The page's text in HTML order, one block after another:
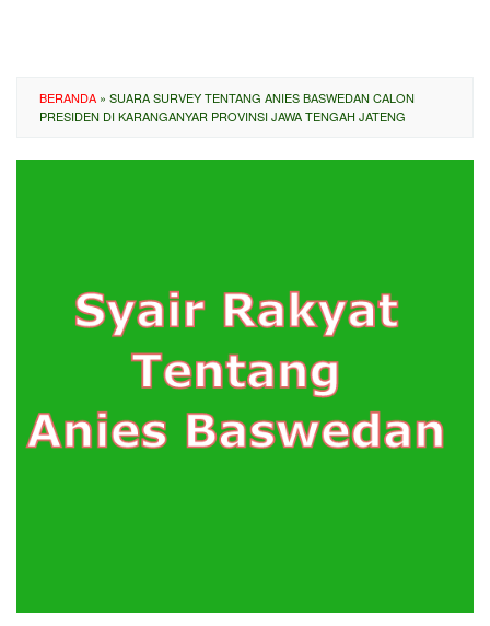
BERANDA » SUARA SURVEY TENTANG ANIES BASWEDAN CALON
PRESIDEN DI KARANGANYAR PROVINSI JAWA TENGAH JATENG